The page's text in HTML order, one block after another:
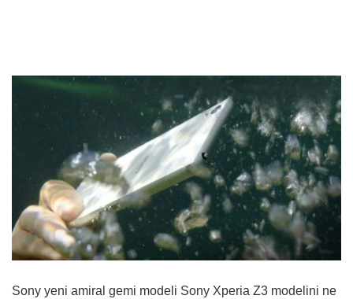
Sony yeni amiral gemi modeli Sony Xperia Z3 modelini ne